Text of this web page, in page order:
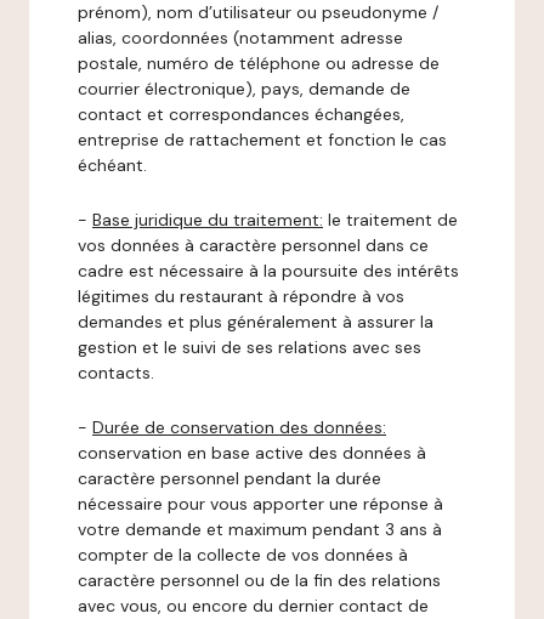
prénom), nom d’utilisateur ou pseudonyme /
alias, coordonnées (notamment adresse
postale, numéro de téléphone ou adresse de
courrier électronique), pays, demande de
contact et correspondances échangées,
entreprise de rattachement et fonction le cas
échéant.
- Base juridique du traitement: le traitement de
vos données à caractère personnel dans ce
cadre est nécessaire à la poursuite des intérêts
légitimes du restaurant à répondre à vos
demandes et plus généralement à assurer la
gestion et le suivi de ses relations avec ses
contacts.
- Durée de conservation des données:
conservation en base active des données à
caractère personnel pendant la durée
nécessaire pour vous apporter une réponse à
votre demande et maximum pendant 3 ans à
compter de la collecte de vos données à
caractère personnel ou de la fin des relations
avec vous, ou encore du dernier contact de